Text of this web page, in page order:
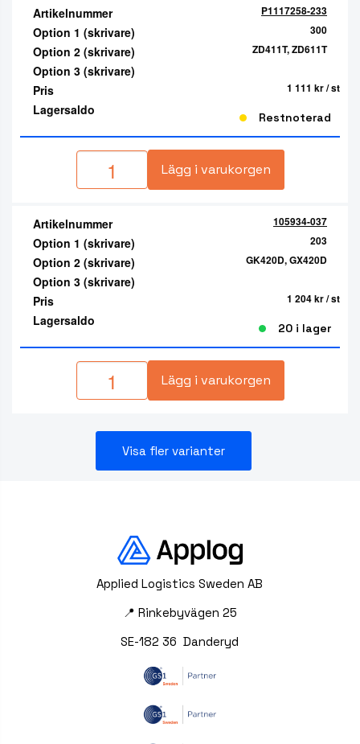
Artikelnummer P1117258-233
Option 1 (skrivare) 300
Option 2 (skrivare) ZD411T, ZD611T
Option 3 (skrivare)
Pris
1 111 kr/ st
Lagersaldo Restnoterad
Lägg i varukorgen
Artikelnummer 105934-037
Option 1 (skrivare) 203
Option 2 (skrivare) GK420D, GX420D
Option 3 (skrivare)
Pris
1 204 kr/ st
Lagersaldo 20 i lager
Lägg i varukorgen
Visa fler varianter
Applied Logistics Sweden AB
📍 Rinkebyvägen 25
SE-182 36 Danderyd